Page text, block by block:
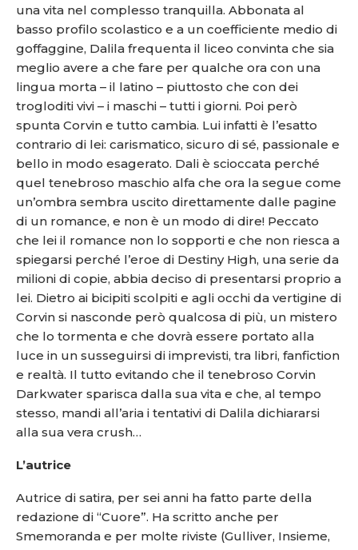
una vita nel complesso tranquilla. Abbonata al
basso profilo scolastico e a un coefficiente medio di
goffaggine, Dalila frequenta il liceo convinta che sia
meglio avere a che fare per qualche ora con una
lingua morta – il latino – piuttosto che con dei
trogloditi vivi – i maschi – tutti i giorni. Poi però
spunta Corvin e tutto cambia. Lui infatti è l’esatto
contrario di lei: carismatico, sicuro di sé, passionale e
bello in modo esagerato. Dali è scioccata perché
quel tenebroso maschio alfa che ora la segue come
un’ombra sembra uscito direttamente dalle pagine
di un romance, e non è un modo di dire! Peccato
che lei il romance non lo sopporti e che non riesca a
spiegarsi perché l’eroe di Destiny High, una serie da
milioni di copie, abbia deciso di presentarsi proprio a
lei. Dietro ai bicipiti scolpiti e agli occhi da vertigine di
Corvin si nasconde però qualcosa di più, un mistero
che lo tormenta e che dovrà essere portato alla
luce in un susseguirsi di imprevisti, tra libri, fanfiction
e realtà. Il tutto evitando che il tenebroso Corvin
Darkwater sparisca dalla sua vita e che, al tempo
stesso, mandi all’aria i tentativi di Dalila dichiararsi
alla sua vera crush…
L’autrice
Autrice di satira, per sei anni ha fatto parte della
redazione di “Cuore”. Ha scritto anche per
Smemoranda e per molte riviste (Gulliver, Insieme,